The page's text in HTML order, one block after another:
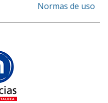
Normas de uso